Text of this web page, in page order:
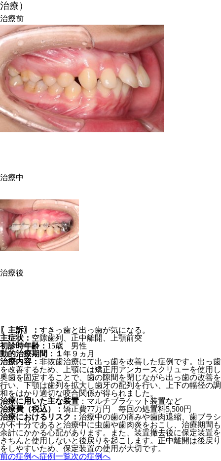
治療）
治療前
治療中
治療後
〖主訴〗： すきっ歯と出っ歯が気になる。
主症状： 空隙歯列、正中離開、上顎前突
初診時年齢： 15歳 男性
動的治療期間：１年９ヵ月
治療内容： 非抜歯治療にて出っ歯を改善した症例です。出っ歯
を改善するため、上顎には矯正用アンカースクリューを使用し
奥歯を固定することで、歯の隙間を閉じながら出っ歯の改善を
行い、下顎は歯列を拡大し歯牙の配列を行い、上下の幅径の調
和をはかり適切な咬合関係が得られました。
治療に用いた主な装置 ：マルチブラケット装置など
治療費（税込）： 矯正費77万円 毎回の処置料5,500円
治療におけるリスク： 治療中の歯の痛みや歯肉退縮、歯ブラシ
が不十分であると治療中に虫歯や歯肉炎をおこし、治療期間も
余計にかかる心配があります。また、装置撤去後に保定装置を
きちんと使用しないと後戻りを起こします。正中離開は後戻り
をしやすいため、保定装置の使用が大切です。
前の症例へ症例一覧次の症例へ